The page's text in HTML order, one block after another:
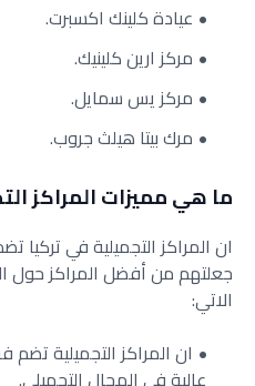
عيادة كلينك اكسبرت.
مركز ارين كلينيك.
مركز يس سمايل.
مرك بيتا هيلث جروب.
ما هي مميزات المراكز
ان المراكز التجميلية في تركيا
جعلتهم من أفضل المراكز حول
الاتي:
ان المراكز التجميلية
عالية في المجال التجميلي.